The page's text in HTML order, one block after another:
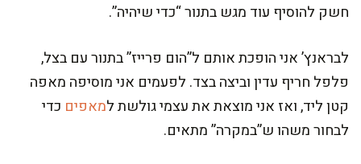
חשק להוסיף עוד מגש בתנור “כדי שיהיה”.
לבראנץ’ אני הופכת אותם ל”הום פרייז” בתנור עם בצל,
פלפל חריף עדין וביצה בצד. לפעמים אני מוסיפה מאפה
קטן ליד, ואז אני מוצאת את עצמי גולשת למאפים כדי
לבחור משהו ש”במקרה” מתאים.